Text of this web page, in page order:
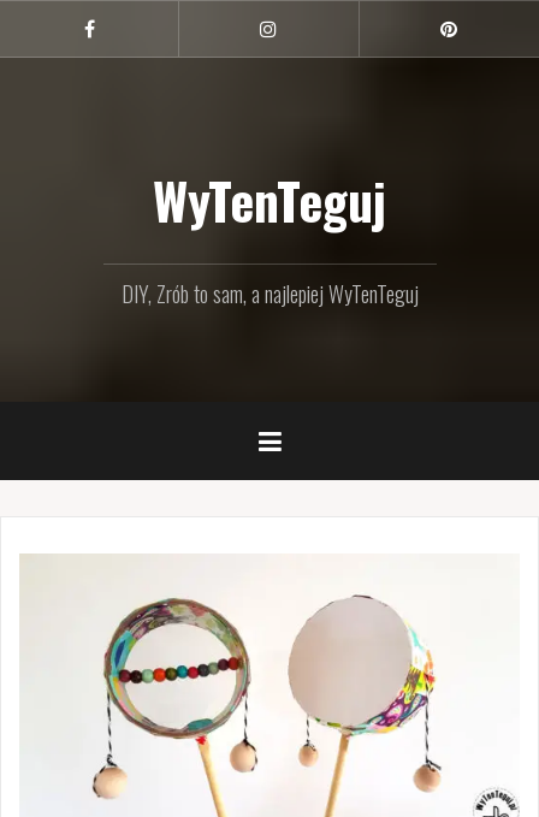
treści
Facebook
WyTenTeguj
DIY, Zrób to sam, a najlepiej WyTenTeguj